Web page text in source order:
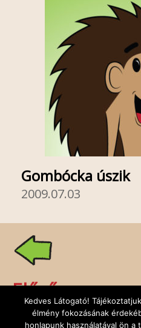
Gombócka úszik
2009.07.03
Előző
Kedves Látogató!
élmény fokozásának
honlapunk használatával ön